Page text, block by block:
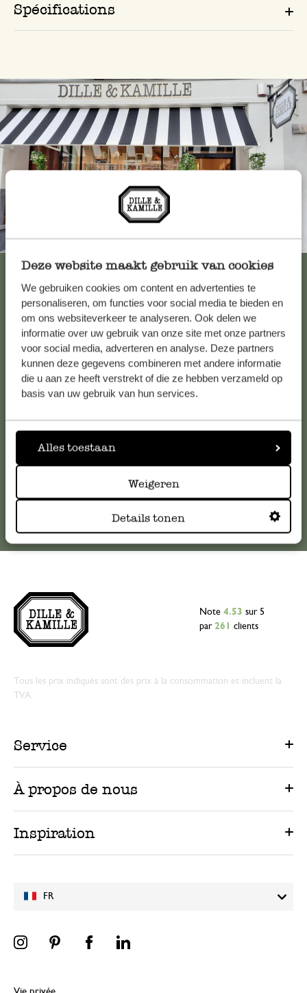
Deze website maakt gebruik van cookies
We gebruiken cookies om content en advertenties te
personaliseren, om functies voor social media te bieden en
om ons websiteverkeer te analyseren. Ook delen we
informatie over uw gebruik van onze site met onze partners
voor social media, adverteren en analyse. Deze partners
kunnen deze gegevens combineren met andere informatie
die u aan ze heeft verstrekt of die ze hebben verzameld op
basis van uw gebruik van hun services.
Alles toestaan
Weigeren
Details tonen
Spécifications
Toujours à proximité
Voir les 62 magasins
Service clientèle
Pour toute question ou demande de conseil ou d’aide,
veuillez contacter notre service clientèle. Ou retrouvez ici
nos réponses auxquestions les plus fréquemment posées
FR
Note 4.53 sur 5
par 261 clients
Tous les prix indiqués sont des prix à la consommation et incluent la
TVA.
Service
À propos de nous
Inspiration